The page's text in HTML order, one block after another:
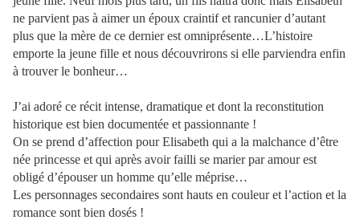
ne parvient pas à aimer un époux craintif et rancunier d’autant
plus que la mère de ce dernier est omniprésente…L’histoire
emporte la jeune fille et nous découvrirons si elle parviendra enfin
à trouver le bonheur…
J’ai adoré ce récit intense, dramatique et dont la reconstitution
historique est bien documentée et passionnante !
On se prend d’affection pour Elisabeth qui a la malchance d’être
née princesse et qui après avoir failli se marier par amour est
obligé d’épouser un homme qu’elle méprise…
Les personnages secondaires sont hauts en couleur et l’action et la
romance sont bien dosés !